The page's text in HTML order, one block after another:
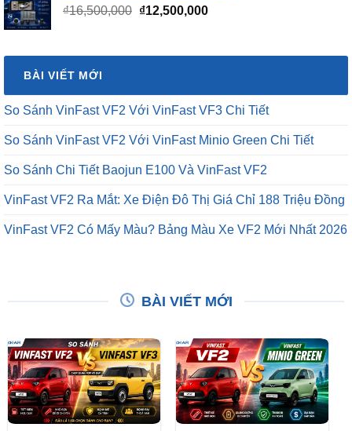
₫16,500,000 Giá
₫16,500,000.
₫12,500,000Giá
là:
BÀI VIẾT MỚI
So Sánh VinFast VF2 Với VinFast VF3 Chi Tiết
So Sánh VinFast VF2 Với VinFast Minio Green Chi Tiết
So Sánh Chi Tiết Baojun E100 Và VinFast VF2
VinFast VF2 Ra Mắt: Xe Điện Đô Thị Giá Chỉ 188 Triệu Đồng
VinFast VF2 Có Mấy Màu? Bảng Màu Xe VF2 Mới Nhất 2026
BÀI VIẾT MỚI